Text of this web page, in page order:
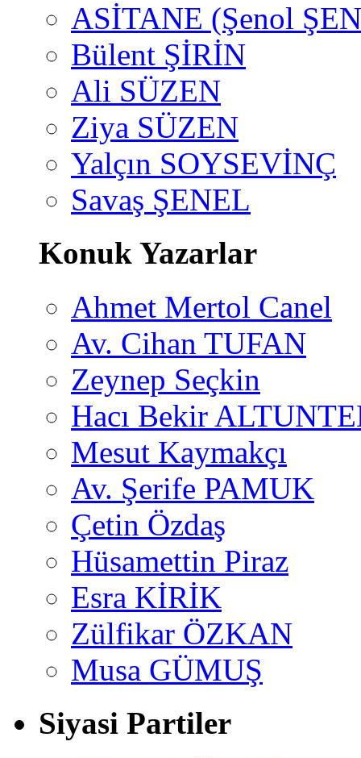
ASİTANE (Şenol
Bülent ŞİRİN
Ali SÜZEN
Ziya SÜZEN
Yalçın SOYSEVİNÇ
Savaş ŞENEL
Konuk Yazarlar
Ahmet Mertol Canel
Av. Cihan TUFAN
Zeynep Seçkin
Hacı Bekir
Mesut Kaymakçı
Av. Şerife PAMUK
Çetin Özdaş
Hüsamettin Piraz
Esra KİRİK
Zülfikar ÖZKAN
Musa GÜMUŞ
Siyasi Partiler